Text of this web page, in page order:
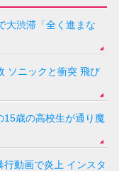
大渋滞「全く進まな
ソニックと衝突 飛び
15歳の高校生が通り魔
動画で炎上 インスタ